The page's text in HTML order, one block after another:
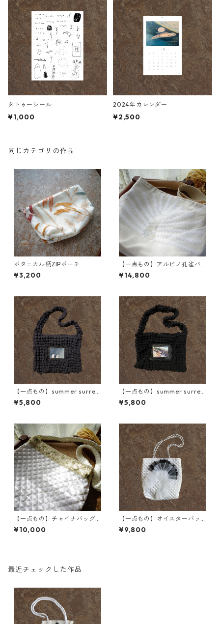
タトゥーシール
¥1,000
2024年カレンダー
¥2,500
同じカテゴリの作品
ボタニカル柄ZIPポーチ
¥3,200
【一点もの】アルビノ孔雀バ
ッグ
¥14,800
【一点もの】summer surreal
ism bag(チャコールグレー/さ
ざなみバラン)
¥5,800
【一点もの】summer surreal
ism bag(ブラック/椅子に座る
スイカ)
¥5,800
【一点もの】チャイナバッグ
(森の潤み)
¥10,000
【一点もの】オイスターバッ
グ
¥9,800
最近チェックした作品